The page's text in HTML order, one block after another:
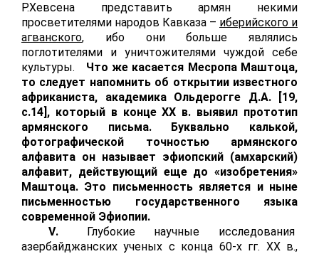
Р.Хевсена представить армян некими
просветителями народов Кавказа – иберийского и
агванского, ибо они больше являлись
поглотителями и уничтожителями чуждой себе
культуры. Что же касается Месропа Маштоца,
то следует напомнить об открытии известного
африканиста, академика Ольдерогге Д.А. [19,
с.14], который в концеXX в. выявил прототип
армянского письма. Буквально калькой,
фотографической точностью армянского
алфавита он называет эфиопский (амхарский)
алфавит, действующий еще до «изобретения»
Маштоца. Это письменность является и ныне
письменностью государственного языка
современной Эфиопии.
V.
Глубокие научные исследования
азербайджанских ученых с конца 60-х гг. XXв.,